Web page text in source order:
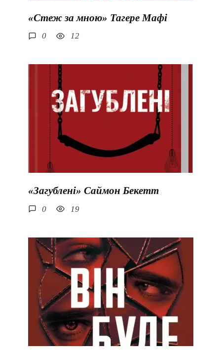
«Стеж за мною» Тагере Мафі
0 12
«Загублені» Саймон Бекетт
0 19